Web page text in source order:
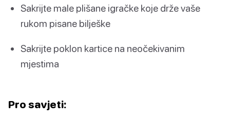
Sakrijte male plišane igračke koje drže vaše
rukom pisane bilješke
Sakrijte poklon kartice na neočekivanim
mjestima
Pro savjeti: